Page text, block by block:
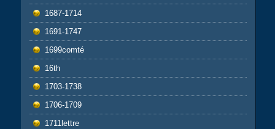
1687-1714
1691-1747
1699comté
16th
1703-1738
1706-1709
1711lettre